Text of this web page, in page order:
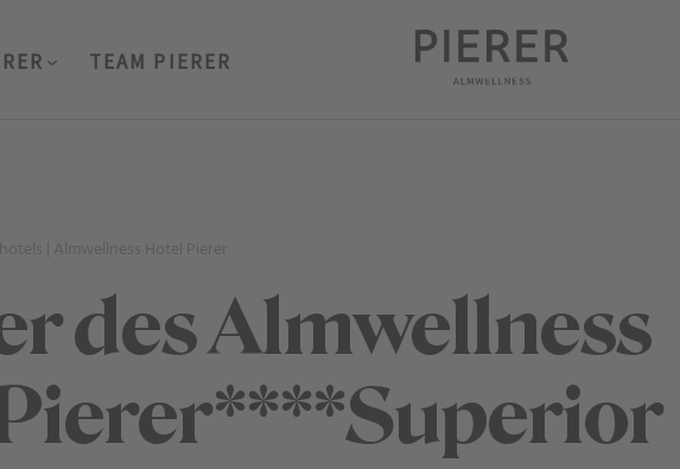
TEAM PIERER
des Almwellness